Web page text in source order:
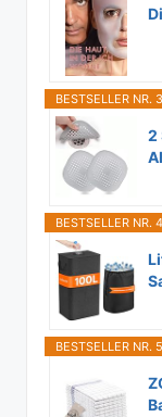
BESTSELLER NR. 3
2
BESTSELLER NR. 4
BESTSELLER NR. 5